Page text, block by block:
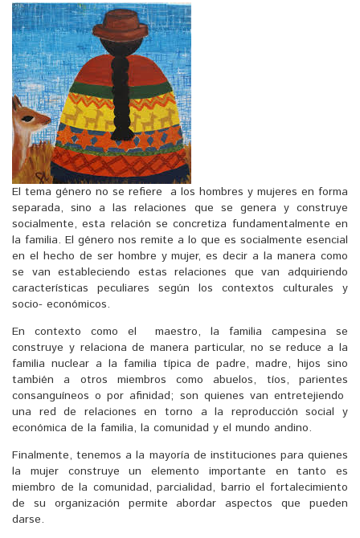
El tema género no se refiere a los hombres y mujeres en forma
separada, sino a las relaciones que se genera y construye
socialmente, esta relación se concretiza fundamentalmente en
la familia. El género nos remite a lo que es socialmente esencial
en el hecho de ser hombre y mujer, es decir a la manera como
se van estableciendo estas relaciones que van adquiriendo
características peculiares según los contextos culturales y
socio- económicos.
En contexto como el maestro, la familia campesina se
construye y relaciona de manera particular, no se reduce a la
familia nuclear a la familia típica de padre, madre, hijos sino
también a otros miembros como abuelos, tíos, parientes
consanguíneos o por afinidad; son quienes van entretejiendo
una red de relaciones en torno a la reproducción social y
económica de la familia, la comunidad y el mundo andino.
Finalmente, tenemos a la mayoría de instituciones para quienes
la mujer construye un elemento importante en tanto es
miembro de la comunidad, parcialidad, barrio el fortalecimiento
de su organización permite abordar aspectos que pueden
darse.